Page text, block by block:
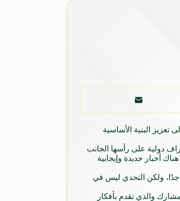
تعزيز البنية الأساسية
دولية على رأسها الجانب
أخبار جديدة وإيجابية
جدًا، ولكن التحدي ليس في
والذي تقدم بأفكار